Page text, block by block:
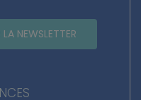
LA NEWSLETTER